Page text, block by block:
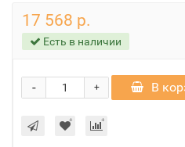
17 568 р.
Есть в наличии
+
- В